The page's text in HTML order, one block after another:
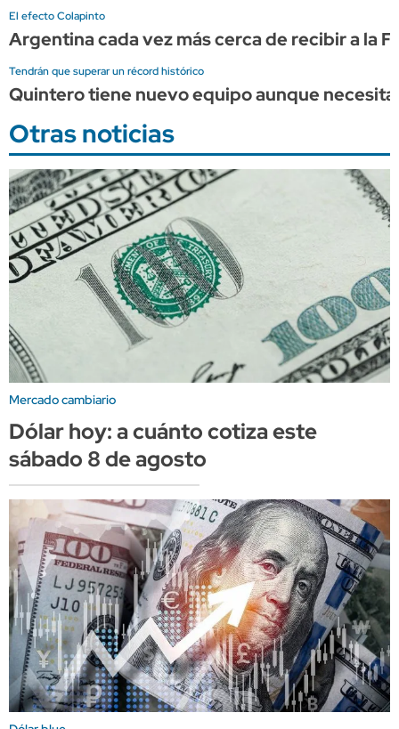
El efecto Colapinto
Argentina cada vez más cerca de recibir a la
Tendrán que superar un récord histórico
Quintero tiene nuevo equipo aunque
Otras noticias
Mercado cambiario
Dólar hoy: a cuánto cotiza este
sábado 8 de agosto